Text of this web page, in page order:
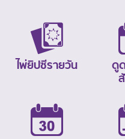
ไพ่ยิปซีรายวัน
ดู